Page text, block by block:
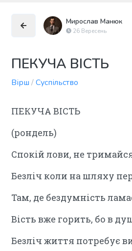
Мирослав Манюк
26 Вересень
ПЕКУЧА ВІСТЬ
Вірш /Суспільство
ПЕКУЧА ВІСТЬ
(рондель)
Спокій лови, не
Безліч коли на шляху
Там, де бездумність
Вість вже горить, бо в
Безліч життя потребує